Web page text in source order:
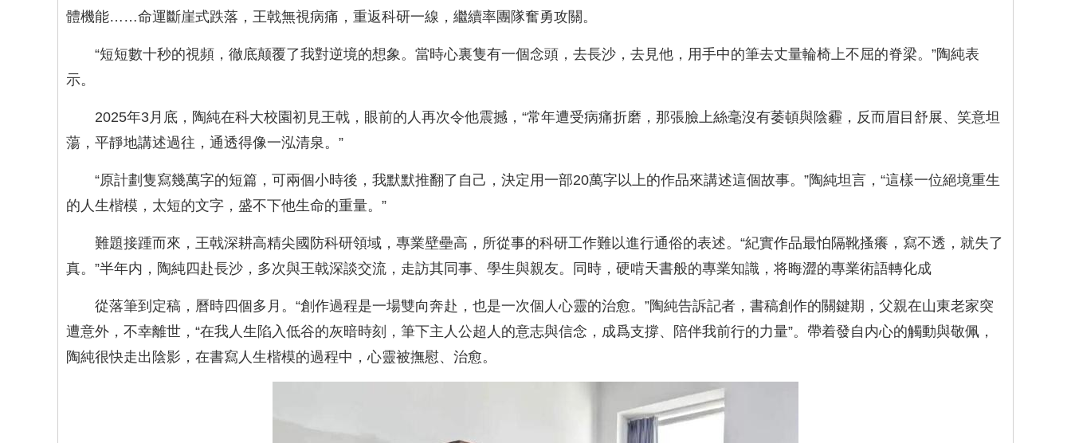
體機能……命運斷崖式跌落，王戟無視病痛，重返科研一線，繼續率團隊奮勇攻關。
“短短數十秒的視頻，徹底颠覆了我對逆境的想象。當時心裏隻有一個念頭，去長沙，去見他，用手中的筆去丈量輪椅上不屈的脊梁。”陶純表
示。
2025年3月底，陶純在科大校園初見王戟，眼前的人再次令他震撼，“常年遭受病痛折磨，那張臉上絲毫沒有萎頓與陰霾，反而眉目舒展、笑意坦
蕩，平靜地講述過往，通透得像一泓清泉。”
“原計劃隻寫幾萬字的短篇，可兩個小時後，我默默推翻了自己，決定用一部20萬字以上的作品來講述這個故事。”陶純坦言，“這樣一位絕境重生
的人生楷模，太短的文字，盛不下他生命的重量。”
難題接踵而來，王戟深耕高精尖國防科研領域，專業壁壘高，所從事的科研工作難以進行通俗的表述。“紀實作品最怕隔靴搔癢，寫不透，就失了
真。”半年内，陶純四赴長沙，多次與王戟深談交流，走訪其同事、學生與親友。同時，硬啃天書般的專業知識，将晦澀的專業術語轉化成
從落筆到定稿，曆時四個多月。“創作過程是一場雙向奔赴，也是一次個人心靈的治愈。”陶純告訴記者，書稿創作的關鍵期，父親在山東老家突
遭意外，不幸離世，“在我人生陷入低谷的灰暗時刻，筆下主人公超人的意志與信念，成爲支撐、陪伴我前行的力量”。帶着發自内心的觸動與敬佩，
陶純很快走出陰影，在書寫人生楷模的過程中，心靈被撫慰、治愈。